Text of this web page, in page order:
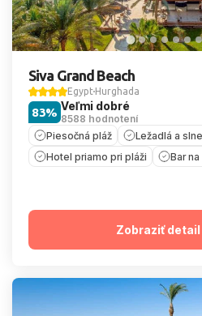
Siva Grand Beach
Egypt Hurghada
Veľmi dobré
8588 hodnotení
83%
Piesočná pláž
Ležadlá a
Hotel priamo pri pláži
Bar na
Zobraziť detail